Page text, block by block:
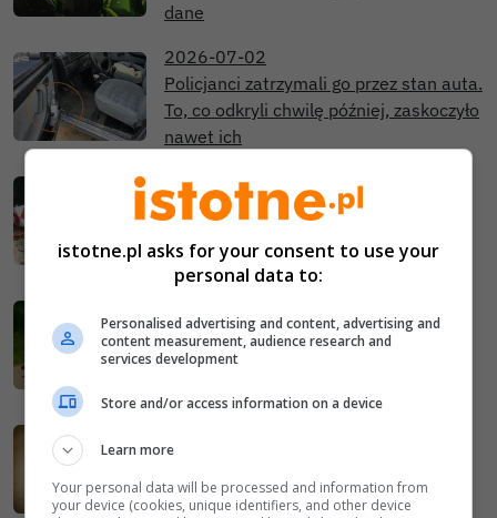
dane
2026-07-02
Policjanci zatrzymali go przez stan auta.
To, co odkryli chwilę później, zaskoczyło
nawet ich
2026-06-30
Auto niemal pionowo oparło się o
wpływem alkoholu
Naczelnik policji jechał do służby. Po
drodze zatrzymał nietrzeźwego
Bolesławiec. Policja skontrolowała
blisko 500 kierowców. Dwóch nie
powinno siadać za kierownicą
istotne.pl asks for your consent to use your
personal data to:
Personalised advertising and content, advertising and
content measurement, audience research and
services development
Store and/or access information on a device
Learn more
Your personal data will be processed and information from
your device (cookies, unique identifiers, and other device